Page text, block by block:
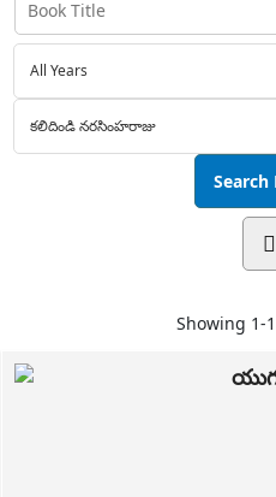
Showing 1-